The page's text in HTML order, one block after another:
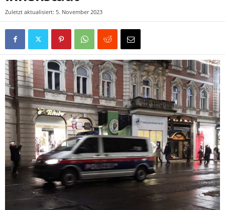
e
Zuletzt aktualisiert: 5. November 2023